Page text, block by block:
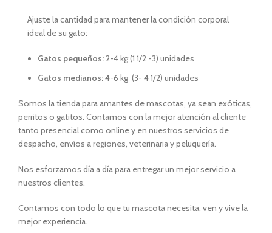
Ajuste la cantidad para mantener la condición corporal
ideal de su gato:
Gatos pequeños:2-4 kg (1 1/2 -3) unidades
Gatos medianos:4-6 kg (3- 4 1/2) unidades
Somos la tienda para amantes de mascotas, ya sean exóticas,
perritos o gatitos. Contamos con la mejor atención al cliente
tanto presencial como online y en nuestros servicios de
despacho, envíos a regiones, veterinaria y peluquería.
Nos esforzamos día a día para entregar un mejor servicio a
nuestros clientes.
Contamos con todo lo que tu mascota necesita, ven y vive la
mejor experiencia.